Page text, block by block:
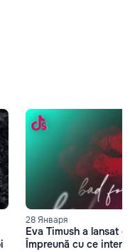
28 Января
Eva Timush a lansat o
Împreună cu ce